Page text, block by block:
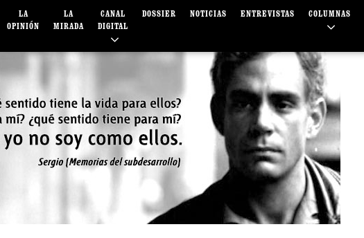
LA
OPINIÓN
LA
MIRADA
CANAL
DIGITAL
DOSSIER NOTICIAS ENTREVISTAS COLUMNAS